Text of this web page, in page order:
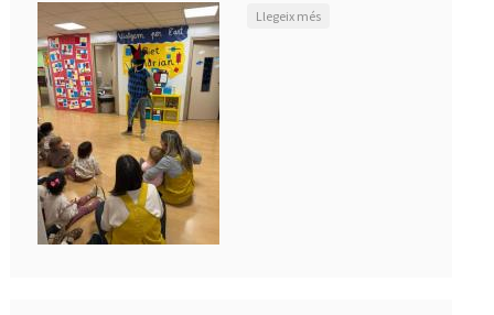
Llegeix méssobre El rei Carnestoltes ja ha